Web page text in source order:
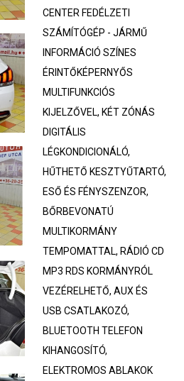
CENTER FEDÉLZETI
SZÁMÍTÓGÉP - JÁRMŰ
INFORMÁCIÓ SZÍNES
ÉRINTŐKÉPERNYŐS
MULTIFUNKCIÓS
KIJELZŐVEL, KÉT ZÓNÁS
DIGITÁLIS
LÉGKONDICIONÁLÓ,
HŰTHETŐ KESZTYŰTARTÓ,
ESŐ ÉS FÉNYSZENZOR,
BŐRBEVONATÚ
MULTIKORMÁNY
TEMPOMATTAL, RÁDIÓ CD
MP3 RDS KORMÁNYRÓL
VEZÉRELHETŐ, AUX ÉS
USB CSATLAKOZÓ,
BLUETOOTH TELEFON
KIHANGOSÍTÓ,
ELEKTROMOS ABLAKOK